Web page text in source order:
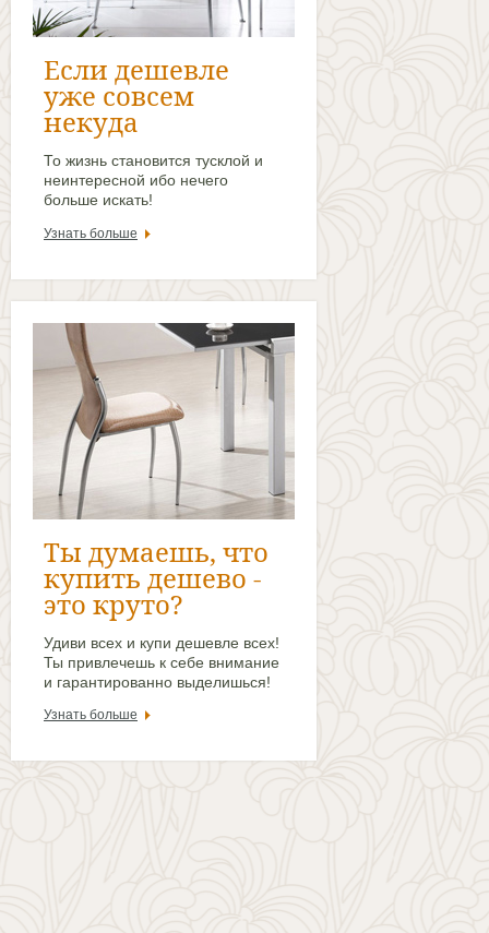
Если дешевле
уже совсем
некуда
То жизнь становится тусклой и
неинтересной ибо нечего
больше искать!
Узнать больше
Ты думаешь, что
купить дешево -
это круто?
Удиви всех и купи дешевле всех!
Ты привлечешь к себе внимание
и гарантированно выделишься!
Узнать больше